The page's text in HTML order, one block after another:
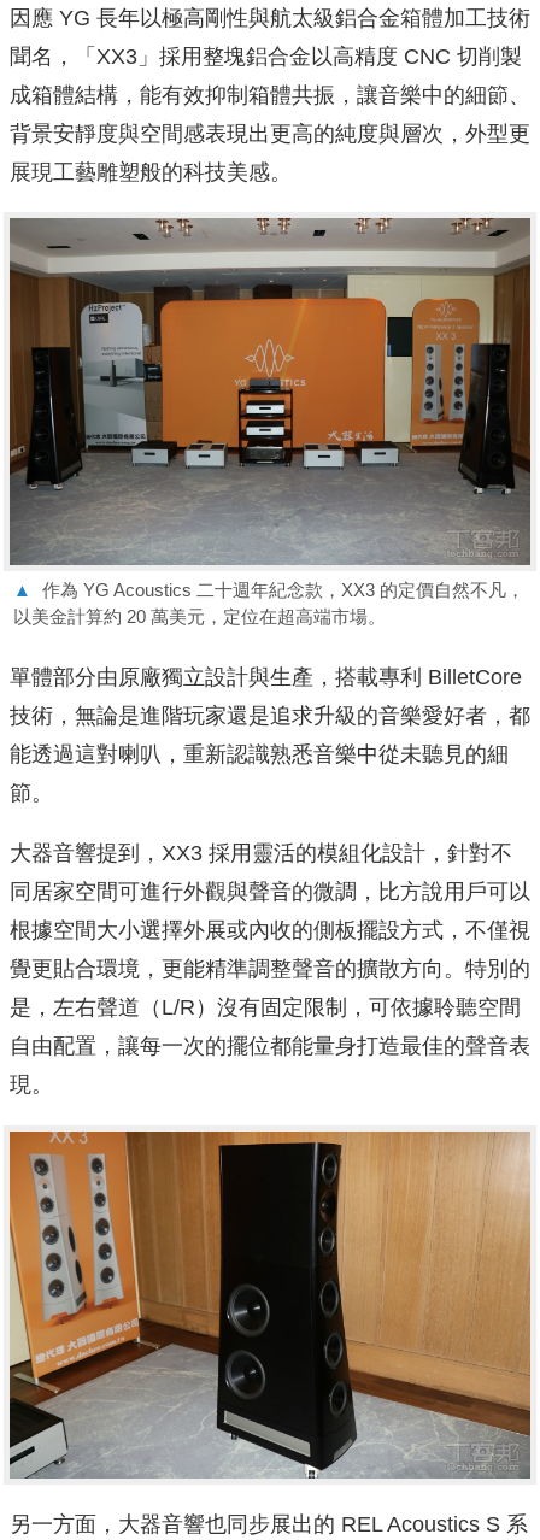
因應 YG 長年以極高剛性與航太級鋁合金箱體加工技術
聞名，「XX3」採用整塊鋁合金以高精度 CNC 切削製
成箱體結構，能有效抑制箱體共振，讓音樂中的細節、
背景安靜度與空間感表現出更高的純度與層次，外型更
展現工藝雕塑般的科技美感。
▲
作為 YG Acoustics 二十週年紀念款，XX3 的定價自然不凡，
以美金計算約 20 萬美元，定位在超高端市場。
單體部分由原廠獨立設計與生產，搭載專利 BilletCore
技術，無論是進階玩家還是追求升級的音樂愛好者，都
能透過這對喇叭，重新認識熟悉音樂中從未聽見的細
節。
大器音響提到，XX3 採用靈活的模組化設計，針對不
同居家空間可進行外觀與聲音的微調，比方說用戶可以
根據空間大小選擇外展或內收的側板擺設方式，不僅視
覺更貼合環境，更能精準調整聲音的擴散方向。特別的
是，左右聲道（L/R）沒有固定限制，可依據聆聽空間
自由配置，讓每一次的擺位都能量身打造最佳的聲音表
現。
另一方面，大器音響也同步展出的 REL Acoustics S 系